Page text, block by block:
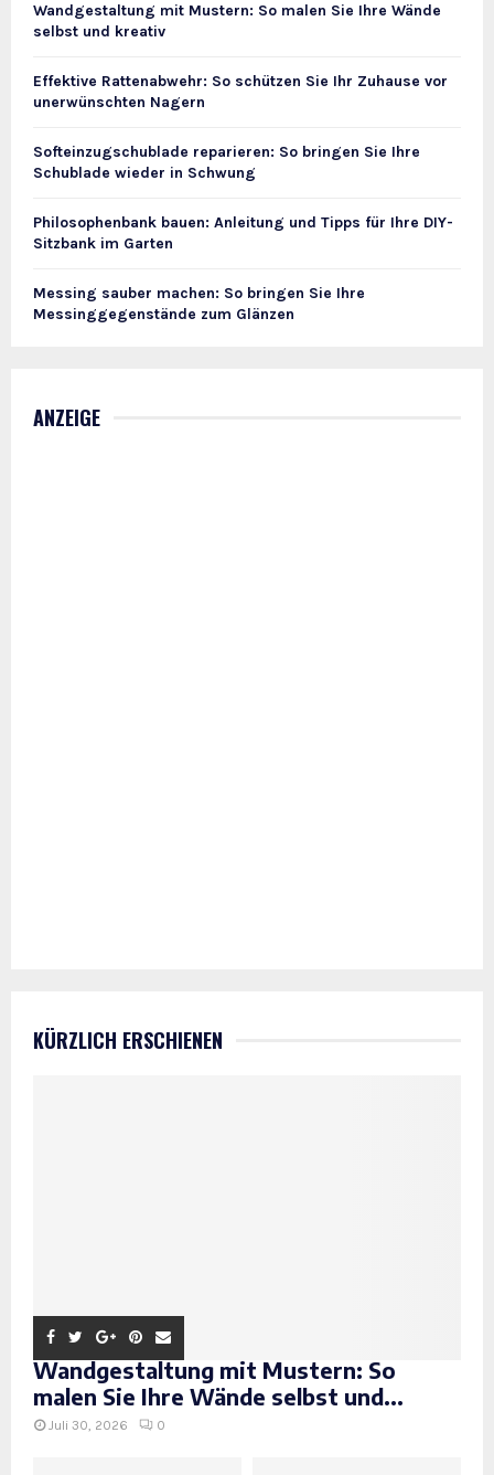
Wandgestaltung mit Mustern: So malen Sie Ihre Wände
selbst und kreativ
Effektive Rattenabwehr: So schützen Sie Ihr Zuhause vor
unerwünschten Nagern
Softeinzugschublade reparieren: So bringen Sie Ihre
Schublade wieder in Schwung
Philosophenbank bauen: Anleitung und Tipps für Ihre DIY-
Sitzbank im Garten
Messing sauber machen: So bringen Sie Ihre
Messinggegenstände zum Glänzen
ANZEIGE
KÜRZLICH ERSCHIENEN
Wandgestaltung mit Mustern: So
malen Sie Ihre Wände selbst und...
Juli 30, 2026 0